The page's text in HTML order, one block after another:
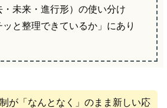
未来・進行形）の使い分け
と整理できているか」にあり
が「なんとなく」のまま新しい応